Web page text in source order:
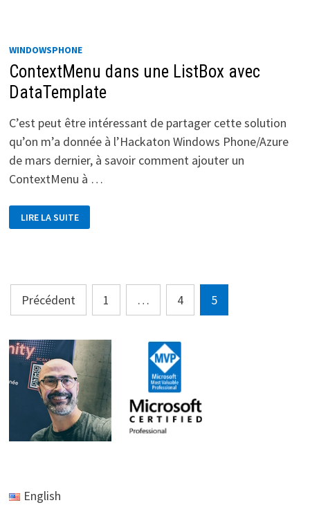
WINDOWSPHONE
ContextMenu dans une ListBox avec
DataTemplate
C’est peut être intéressant de partager cette solution
qu’on m’a donnée à l’Hackaton Windows Phone/Azure
de mars dernier, à savoir comment ajouter un
ContextMenu à …
DANS
UNE
LIRE LA SUITE
Pagination
des
publications
Précédent 1 … 4 5
English